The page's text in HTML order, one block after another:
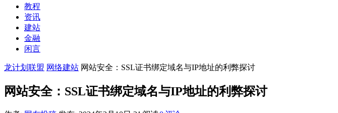
教程
资讯
建站
金融
闲言
龙计划联盟 网络建站 网站安全：SSL证书绑定域名与IP地址的利弊探讨
网站安全：SSL证书绑定域名与IP地址的利弊探讨